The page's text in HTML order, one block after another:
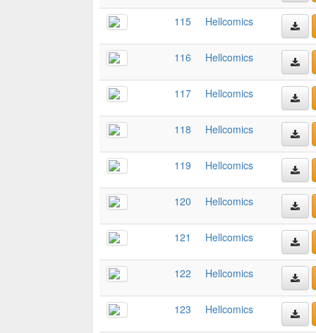
115 Hellcomics
116 Hellcomics
117 Hellcomics
118 Hellcomics
119 Hellcomics
120 Hellcomics
121 Hellcomics
122 Hellcomics
123 Hellcomics